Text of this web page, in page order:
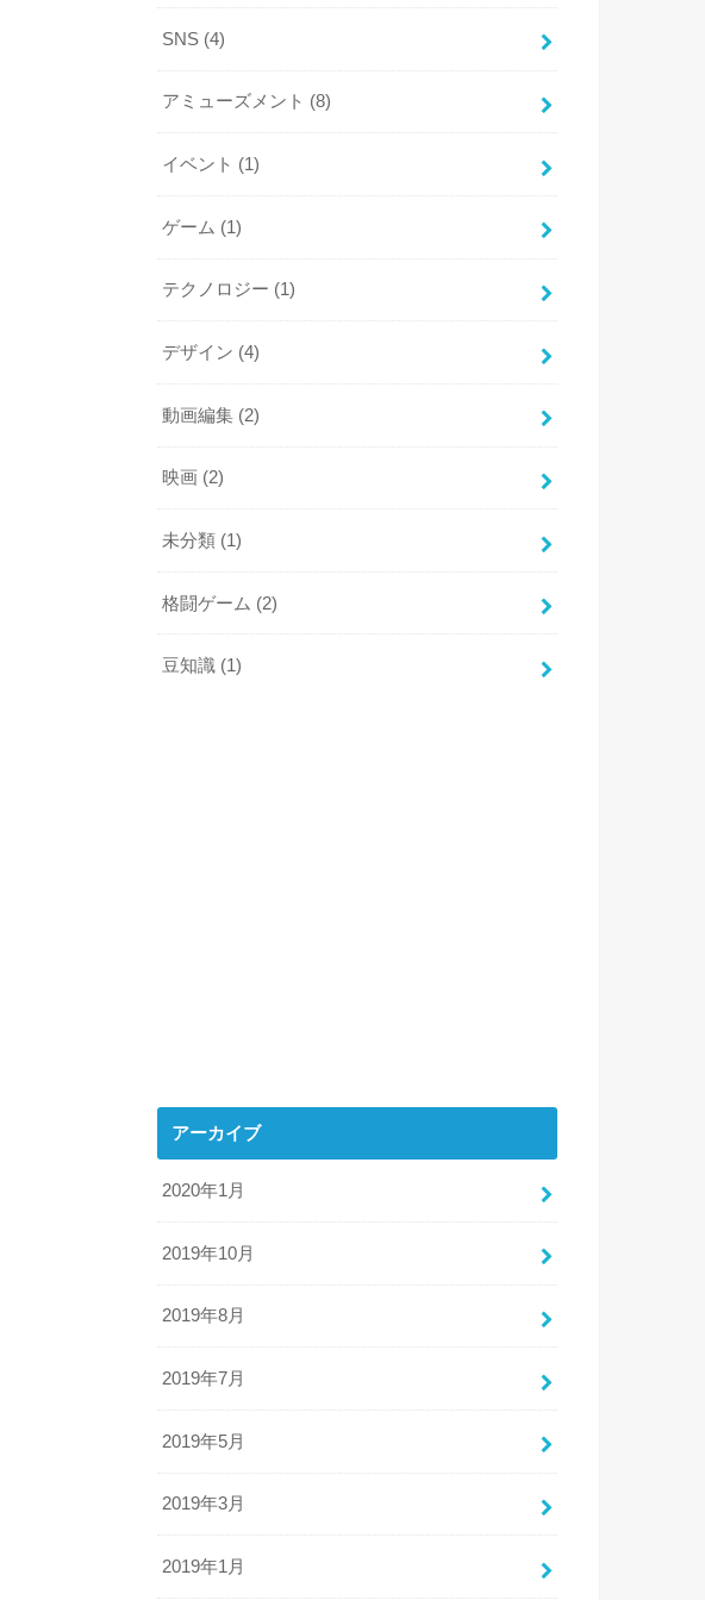
SNS (4)
アミューズメント (8)
イベント (1)
ゲーム (1)
テクノロジー (1)
デザイン (4)
動画編集 (2)
映画 (2)
未分類 (1)
格闘ゲーム (2)
豆知識 (1)
アーカイブ
2020年1月
2019年10月
2019年8月
2019年7月
2019年5月
2019年3月
2019年1月